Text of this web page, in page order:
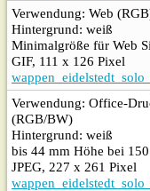
Verwendung: Web
Hintergrund: weiß
Minimalgröße für Web
GIF, 111 x 126 Pixel
Verwendung: Office-
(RGB/BW)
Hintergrund: weiß
bis 44 mm Höhe bei
JPEG, 227 x 261 Pixel